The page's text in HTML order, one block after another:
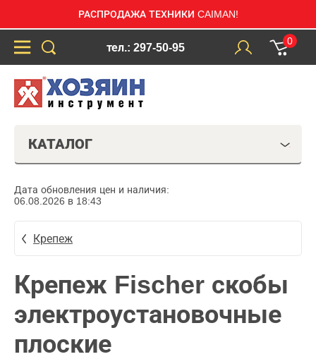
РАСПРОДАЖА ТЕХНИКИ CAIMAN!
тел.: 297-50-95
0
КАТАЛОГ
Дата обновления цен и наличия:
06.08.2026 в 18:43
Крепеж
Крепеж Fischer скобы
электроустановочные
плоские